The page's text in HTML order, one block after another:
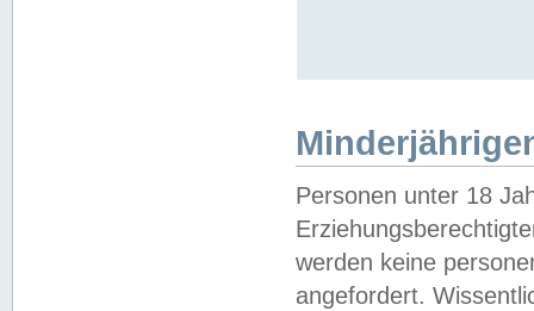
Personen unter 18
werden keine
angefordert.